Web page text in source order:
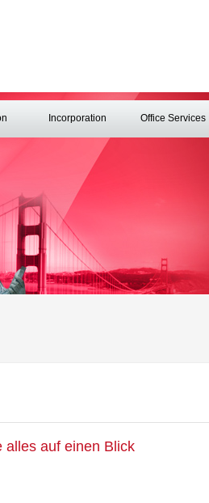
Incorporation Office Services
alles auf einen Blick